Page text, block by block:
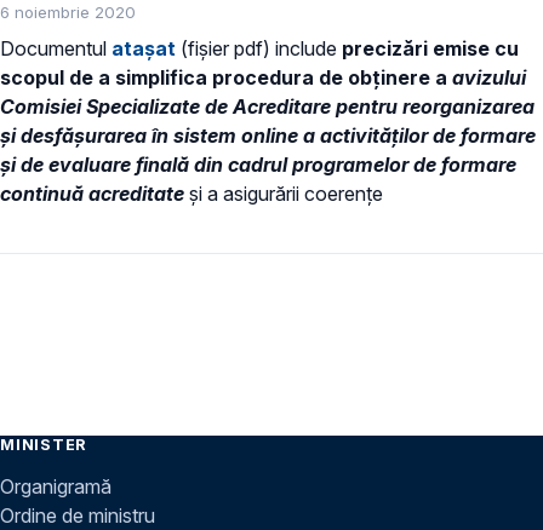
6 noiembrie 2020
Documentul atașat (fișier pdf) include precizări emise cu
scopul de a simplifica procedura de obținere a avizului
Comisiei Specializate de Acreditare pentru reorganizarea
și desfășurarea în sistem online a activităților de formare
și de evaluare finală din cadrul programelor de formare
continuă acreditate și a asigurării coerențe
MINISTER
Organigramă
Ordine de ministru